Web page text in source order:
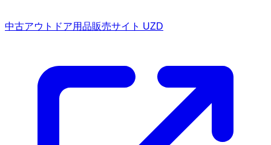
中古アウトドア用品販売サイト UZD